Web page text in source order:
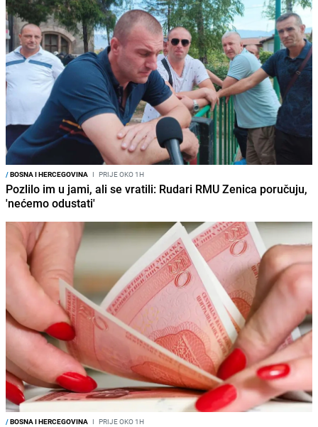
/BOSNA I HERCEGOVINA I PRIJE OKO 1H
Pozlilo im u jami, ali se vratili: Rudari RMU Zenica poručuju,
'nećemo odustati'
/BOSNA I HERCEGOVINA I PRIJE OKO 1H